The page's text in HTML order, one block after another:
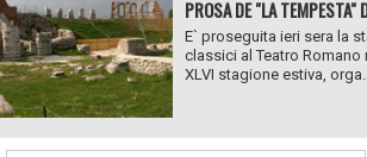
PROSA DE "LA TEMPESTA"
E` proseguita ieri sera la
classici al Teatro Romano
XLVI stagione estiva, orga...